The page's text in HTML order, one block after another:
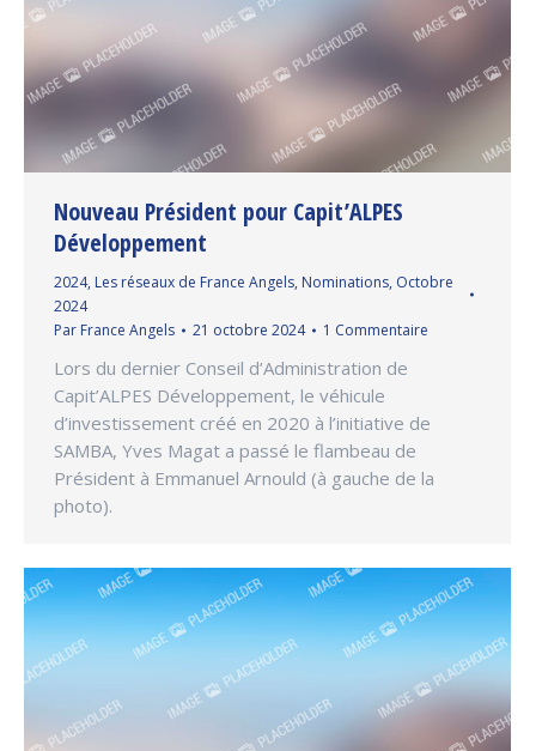
Nouveau Président pour Capit’ALPES
Développement
2024, Les réseaux de France Angels, Nominations, Octobre
2024
Par France Angels 21 octobre 2024 1 Commentaire
Lors du dernier Conseil d’Administration de
Capit’ALPES Développement, le véhicule
d’investissement créé en 2020 à l’initiative de
SAMBA, Yves Magat a passé le flambeau de
Président à Emmanuel Arnould (à gauche de la
photo).